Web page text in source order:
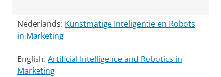
Nederlands: Kunstmatige Inteligentie en Robots
in Marketing
English: Artificial Intelligence and Robotics in
Marketing